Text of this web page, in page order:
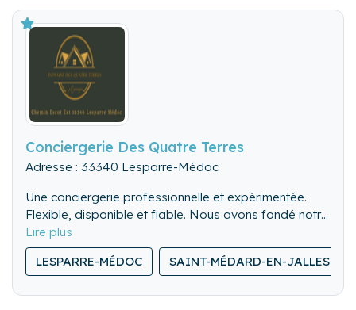
Conciergerie Des Quatre Terres
Adresse : 33340 Lesparre-Médoc
Une conciergerie professionnelle et expérimentée.
Flexible, disponible et fiable. Nous avons fondé notre
réputation sur la confiance et la qualité du service.
LESPARRE-MÉDOC
SAINT-MÉDARD-EN-JALLES